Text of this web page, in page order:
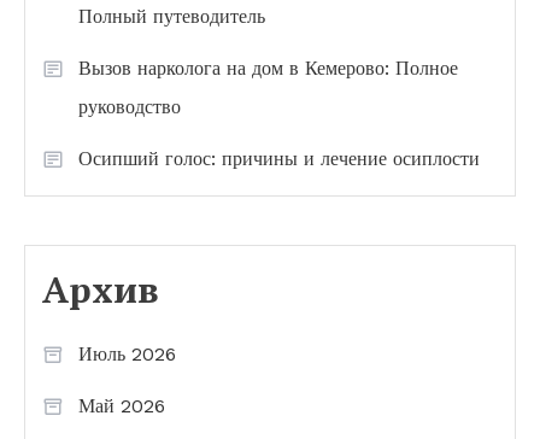
Полный путеводитель
Вызов нарколога на дом в Кемерово: Полное
руководство
Осипший голос: причины и лечение осиплости
Архив
Июль 2026
Май 2026